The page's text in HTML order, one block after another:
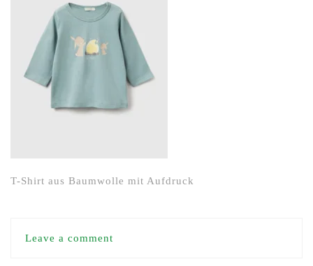
T-Shirt aus Baumwolle mit Aufdruck
Leave a comment